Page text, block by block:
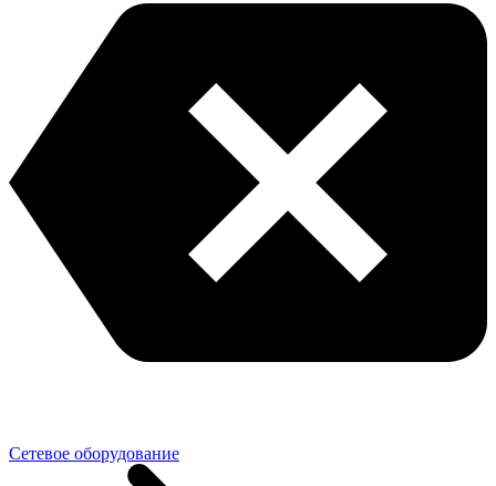
Сетевое оборудование